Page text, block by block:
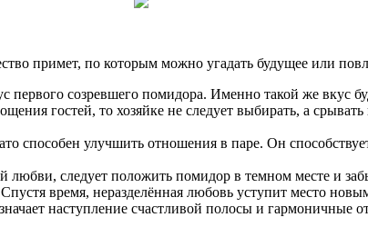
примет, по которым можно угадать будущее или
первого созревшего помидора. Именно такой же вкус
гостей, то хозяйке не следует выбирать, а
способен улучшить отношения в паре. Он
любви, следует положить помидор в темном месте и
время, неразделённая любовь уступит место
наступление счастливой полосы и